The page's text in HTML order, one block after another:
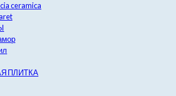
ceramica
ПЛИТКА